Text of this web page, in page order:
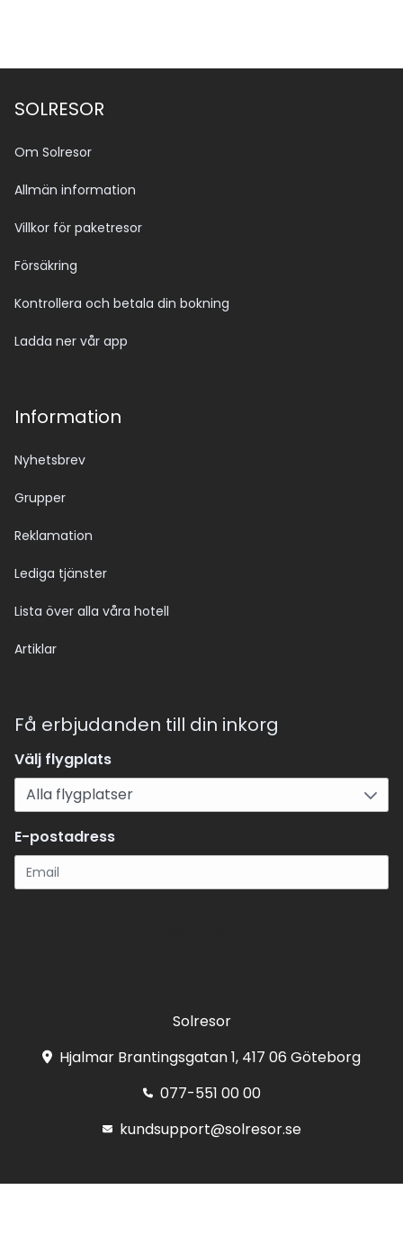
SOLRESOR
Om Solresor
Allmän information
Villkor för paketresor
Försäkring
Kontrollera och betala din bokning
Ladda ner vår app
Information
Nyhetsbrev
Grupper
Reklamation
Lediga tjänster
Lista över alla våra hotell
Artiklar
Få erbjudanden till din inkorg
Välj flygplats
E-postadress
Solresor
Hjalmar Brantingsgatan 1, 417 06 Göteborg
077-551 00 00
kundsupport@solresor.se